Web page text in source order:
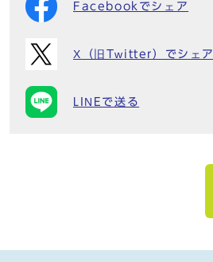
Facebookでシェア
X（旧Twitter）でシェア
LINEで送る